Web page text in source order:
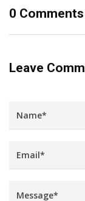
0 Comments
Leave